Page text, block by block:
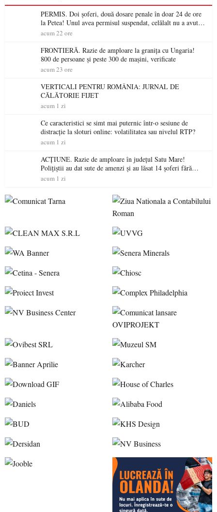
PERMIS. Doi șoferi, două dosare penale în doar 24 de ore
la Petea! Unul avea permisul suspendat, celălalt nu a avut
niciodată permis
acum 22 ore
FRONTIERĂ. Razie de amploare la granița cu Ungaria!
800 de persoane și peste 300 de mașini, verificate
acum 23 ore
VERTICALI PENTRU ROMÂNIA: JURNAL DE
CĂLĂTORIE FIJET
acum 1 zi
Ce caracteristici se simt mai puternic într-o sesiune de
distracție la sloturi online: volatilitatea sau nivelul RTP?
acum 1 zi
ACȚIUNE. Razie de amploare în județul Satu Mare!
Polițiștii au dat sute de amenzi și au lăsat 14 șoferi fără
permis într-o singură zi
acum 1 zi